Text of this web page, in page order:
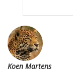
Koen Martens